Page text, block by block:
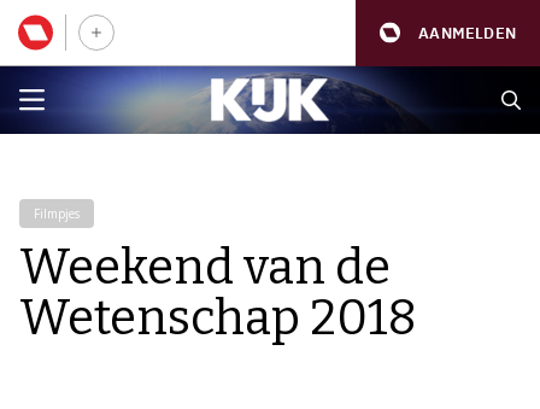
AANMELDEN
Filmpjes
Weekend van de
Wetenschap 2018